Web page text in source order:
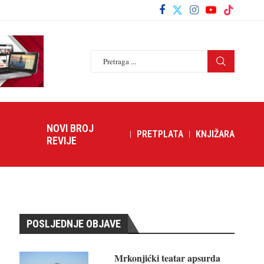
NOVI BROJ
REVIJE
PRETPLATA KNJIŽARA
POSLJEDNJE OBJAVE
Mrkonjićki teatar apsurda